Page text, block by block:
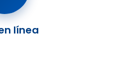
línea